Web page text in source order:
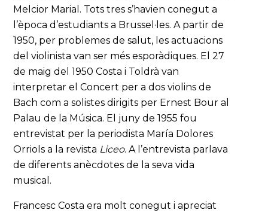
Melcior Marial. Tots tres s’havien conegut a
l’època d’estudiants a Brussel·les. A partir de
1950, per problemes de salut, les actuacions
del violinista van ser més esporàdiques. El 27
de maig del 1950 Costa i Toldrà van
interpretar el Concert per a dos violins de
Bach com a solistes dirigits per Ernest Bour al
Palau de la Música. El juny de 1955 fou
entrevistat per la periodista María Dolores
Orriols a la revista Liceo. A l’entrevista parlava
de diferents anècdotes de la seva vida
musical.
Francesc Costa era molt conegut i apreciat